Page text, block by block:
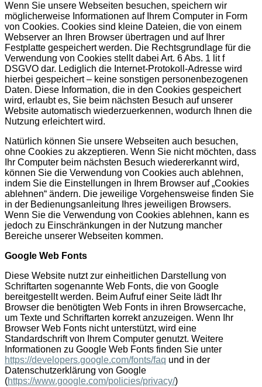
Wenn Sie unsere Webseiten besuchen, speichern wir
möglicherweise Informationen auf Ihrem Computer in Form
von Cookies. Cookies sind kleine Dateien, die von einem
Webserver an Ihren Browser übertragen und auf Ihrer
Festplatte gespeichert werden. Die Rechtsgrundlage für die
Verwendung von Cookies stellt dabei Art. 6 Abs. 1 lit f
DSGVO dar. Lediglich die Internet-Protokoll-Adresse wird
hierbei gespeichert – keine sonstigen personenbezogenen
Daten. Diese Information, die in den Cookies gespeichert
wird, erlaubt es, Sie beim nächsten Besuch auf unserer
Website automatisch wiederzuerkennen, wodurch Ihnen die
Nutzung erleichtert wird.
Natürlich können Sie unsere Webseiten auch besuchen,
ohne Cookies zu akzeptieren. Wenn Sie nicht möchten, dass
Ihr Computer beim nächsten Besuch wiedererkannt wird,
können Sie die Verwendung von Cookies auch ablehnen,
indem Sie die Einstellungen in Ihrem Browser auf „Cookies
ablehnen“ ändern. Die jeweilige Vorgehensweise finden Sie
in der Bedienungsanleitung Ihres jeweiligen Browsers.
Wenn Sie die Verwendung von Cookies ablehnen, kann es
jedoch zu Einschränkungen in der Nutzung mancher
Bereiche unserer Webseiten kommen.
Google Web Fonts
Diese Website nutzt zur einheitlichen Darstellung von
Schriftarten sogenannte Web Fonts, die von Google
bereitgestellt werden. Beim Aufruf einer Seite lädt Ihr
Browser die benötigten Web Fonts in ihren Browsercache,
um Texte und Schriftarten korrekt anzuzeigen. Wenn Ihr
Browser Web Fonts nicht unterstützt, wird eine
Standardschrift von Ihrem Computer genutzt. Weitere
Informationen zu Google Web Fonts finden Sie unter
https://developers.google.com/fonts/faq und in der
Datenschutzerklärung von Google
(https://www.google.com/policies/privacy/)